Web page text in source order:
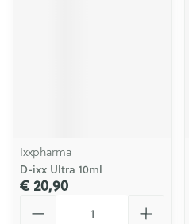
Ixxpharma
D-ixx Ultra 10ml
€ 20,90